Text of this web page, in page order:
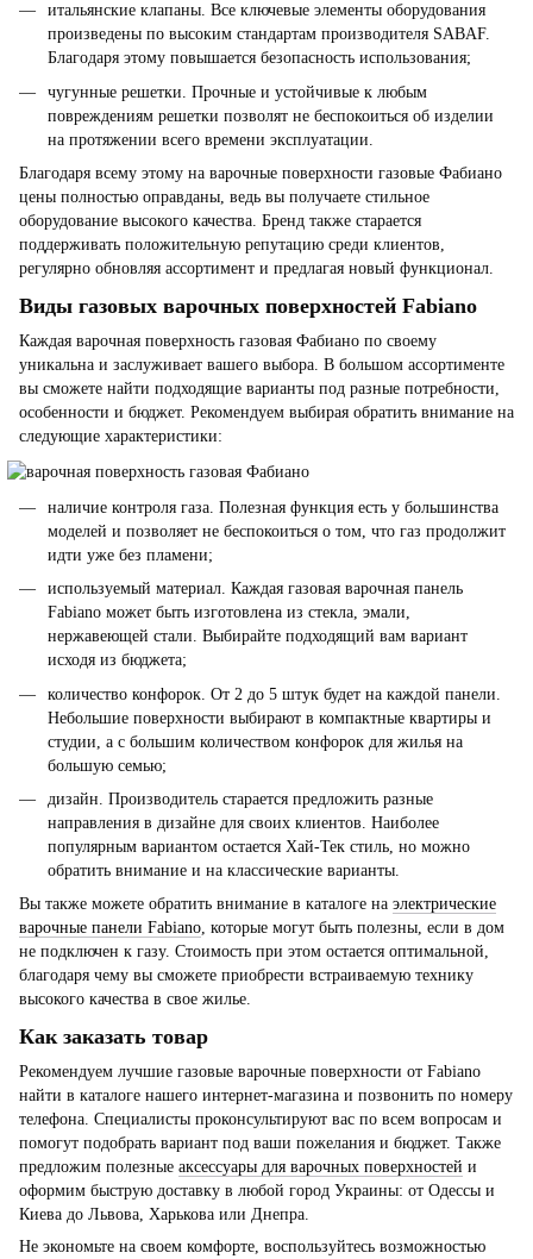
итальянские клапаны. Все ключевые элементы оборудования
произведены по высоким стандартам производителя SABAF.
Благодаря этому повышается безопасность использования;
чугунные решетки. Прочные и устойчивые к любым
повреждениям решетки позволят не беспокоиться об изделии
на протяжении всего времени эксплуатации.
Благодаря всему этому на варочные поверхности газовые Фабиано
цены полностью оправданы, ведь вы получаете стильное
оборудование высокого качества. Бренд также старается
поддерживать положительную репутацию среди клиентов,
регулярно обновляя ассортимент и предлагая новый функционал.
Виды газовых варочных поверхностей Fabiano
Каждая варочная поверхность газовая Фабиано по своему
уникальна и заслуживает вашего выбора. В большом ассортименте
вы сможете найти подходящие варианты под разные потребности,
особенности и бюджет. Рекомендуем выбирая обратить внимание на
следующие характеристики:
наличие контроля газа. Полезная функция есть у большинства
моделей и позволяет не беспокоиться о том, что газ продолжит
идти уже без пламени;
используемый материал. Каждая газовая варочная панель
Fabiano может быть изготовлена из стекла, эмали,
нержавеющей стали. Выбирайте подходящий вам вариант
исходя из бюджета;
количество конфорок. От 2 до 5 штук будет на каждой панели.
Небольшие поверхности выбирают в компактные квартиры и
студии, а с большим количеством конфорок для жилья на
большую семью;
дизайн. Производитель старается предложить разные
направления в дизайне для своих клиентов. Наиболее
популярным вариантом остается Хай-Тек стиль, но можно
обратить внимание и на классические варианты.
Вы также можете обратить внимание в каталоге на электрические
варочные панели Fabiano, которые могут быть полезны, если в дом
не подключен к газу. Стоимость при этом остается оптимальной,
благодаря чему вы сможете приобрести встраиваемую технику
высокого качества в свое жилье.
Как заказать товар
Рекомендуем лучшие газовые варочные поверхности от Fabiano
найти в каталоге нашего интернет-магазина и позвонить по номеру
телефона. Специалисты проконсультируют вас по всем вопросам и
помогут подобрать вариант под ваши пожелания и бюджет. Также
предложим полезные аксессуары для варочных поверхностей и
оформим быструю доставку в любой город Украины: от Одессы и
Киева до Львова, Харькова или Днепра.
Не экономьте на своем комфорте, воспользуйтесь возможностью